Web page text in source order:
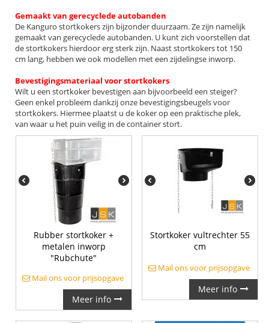
Gemaakt van gerecyclede autobanden
De Kanguro stortkokers zijn bijzonder duurzaam. Ze zijn namelijk
gemaakt van gerecyclede autobanden. U kunt zich voorstellen dat
de stortkokers hierdoor erg sterk zijn. Naast stortkokers tot 150
cm lang, hebben we ook modellen met een zijdelingse inworp.
Bevestigingsmateriaal voor stortkokers
Wilt u een stortkoker bevestigen aan bijvoorbeeld een steiger?
Geen enkel probleem dankzij onze bevestigingsbeugels voor
stortkokers. Hiermee plaatst u de koker op een praktische plek,
van waar u het puin veilig in de container stort.
Rubber stortkoker +
metalen inworp
"Rubchute"
Mail ons voor prijsopgave
Meer info
Stortkoker vultrechter 55
cm
Mail ons voor prijsopgave
Meer info